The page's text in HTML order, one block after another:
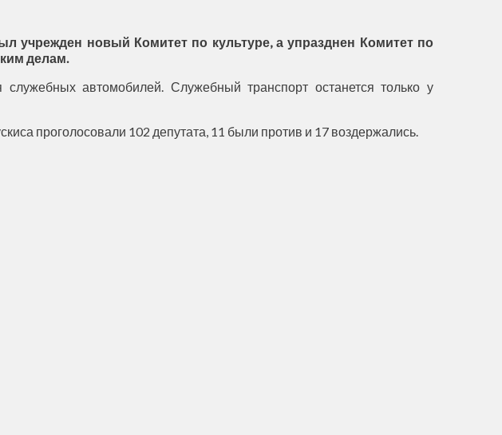
учрежден новый Комитет по культуре, а упразднен Комитет по
делам.
автомобилей. Служебный транспорт останется только у
проголосовали 102 депутата, 11 были против и 17 воздержались.